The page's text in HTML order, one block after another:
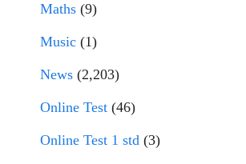
Maths (9)
Music (1)
News (2,203)
Online Test (46)
Online Test 1 std (3)